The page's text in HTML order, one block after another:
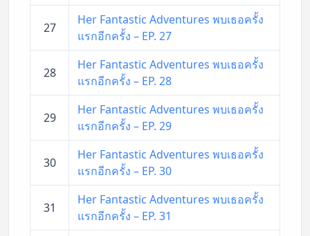
27
Her Fantastic Adventures พบเธอครั้ง
แรกอีกครั้ง – EP. 27
28
Her Fantastic Adventures พบเธอครั้ง
แรกอีกครั้ง – EP. 28
29
Her Fantastic Adventures พบเธอครั้ง
แรกอีกครั้ง – EP. 29
30
Her Fantastic Adventures พบเธอครั้ง
แรกอีกครั้ง – EP. 30
31
Her Fantastic Adventures พบเธอครั้ง
แรกอีกครั้ง – EP. 31